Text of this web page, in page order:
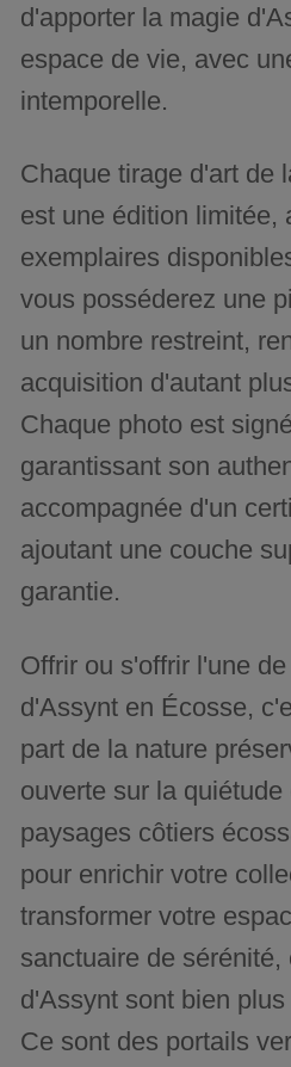
d'apporter la magie
espace de vie, avec
intemporelle.
Chaque tirage d'art de
est une édition limitée,
exemplaires
vous posséderez une
un nombre restreint,
acquisition d'autant
Chaque photo est
garantissant son
accompagnée d'un
ajoutant une couche
garantie.
Offrir ou s'offrir l'une
d'Assynt en Écosse,
part de la nature
ouverte sur la
paysages côtiers
pour enrichir votre
transformer votre
sanctuaire de sérénité,
d'Assynt sont bien
Ce sont des portails